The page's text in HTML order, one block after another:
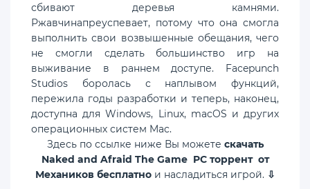
сбивают деревья камнями.
Ржавчинапреуспевает, потому что она смогла
выполнить свои возвышенные обещания, чего
не смогли сделать большинство игр на
выживание в раннем доступе. Facepunch
Studios боролась с наплывом функций,
пережила годы разработки и теперь, наконец,
доступна для Windows, Linux, macOS и других
операционных систем Mac.
Здесь по ссылке ниже Вы можете скачать
Naked and Afraid The Game PC торрент от
Механиков бесплатнои насладиться игрой. ⇩